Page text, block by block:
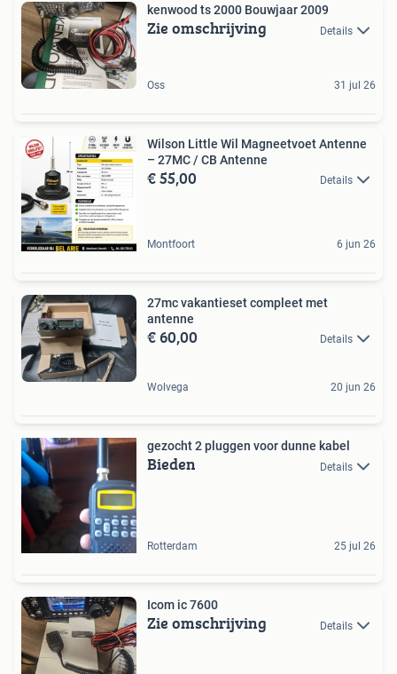
kenwood ts 2000 Bouwjaar 2009
Zie omschrijving Details
Oss 31 jul 26
Wilson Little Wil Magneetvoet Antenne
– 27MC / CB Antenne
€ 55,00 Details
Montfoort 6 jun 26
27mc vakantieset compleet met
antenne
€ 60,00 Details
Wolvega 20 jun 26
gezocht 2 pluggen voor dunne kabel
Bieden Details
Rotterdam 25 jul 26
Icom ic 7600
Zie omschrijving Details